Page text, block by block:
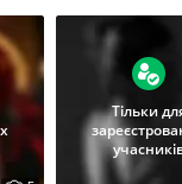
Тільки